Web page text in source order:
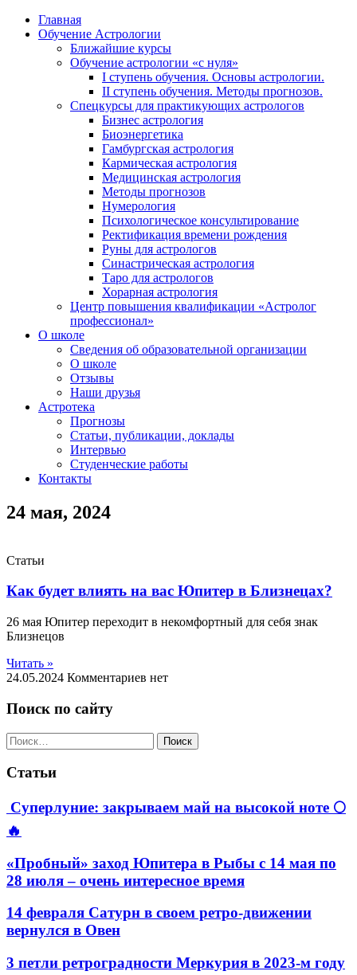
Главная
Обучение Астрологии
Ближайшие курсы
Обучение астрологии «с нуля»
I ступень обучения. Основы астрологии.
II ступень обучения. Методы прогнозов.
Спецкурсы для практикующих астрологов
Бизнес астрология
Биоэнергетика
Гамбургская астрология
Кармическая астрология
Медицинская астрология
Методы прогнозов
Нумерология
Психологическое консультирование
Ректификация времени рождения
Руны для астрологов
Синастрическая астрология
Таро для астрологов
Хорарная астрология
Центр повышения квалификации «Астролог
профессионал»
О школе
Сведения об образовательной организации
О школе
Отзывы
Наши друзья
Астротека
Прогнозы
Статьи, публикации, доклады
Интервью
Студенческие работы
Контакты
24 мая, 2024
Статьи
Как будет влиять на вас Юпитер в Близнецах?
26 мая Юпитер переходит в некомфортный для себя знак
Близнецов
Читать »
24.05.2024 Комментариев нет
Поиск по сайту
Найти:
Статьи
Суперлуние: закрываем май на высокой ноте 🌕
🔥
«Пробный» заход Юпитера в Рыбы с 14 мая по
28 июля – очень интересное время
14 февраля Сатурн в своем ретро-движении
вернулся в Овен
3 петли ретроградности Меркурия в 2023-м году